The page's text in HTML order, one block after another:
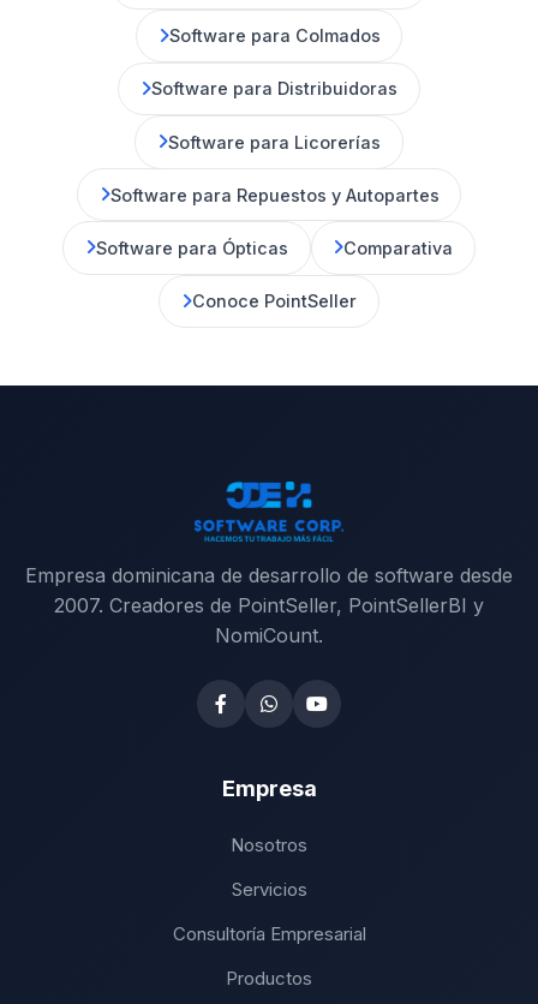
Software para Colmados
Software para Distribuidoras
Software para Licorerías
Software para Repuestos y Autopartes
Software para Ópticas Comparativa
Conoce PointSeller
Empresa dominicana de desarrollo de software desde
2007. Creadores de PointSeller, PointSellerBI y
NomiCount.
Empresa
Nosotros
Servicios
Consultoría Empresarial
Productos